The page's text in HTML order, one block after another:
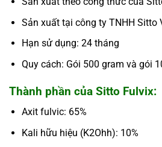
Sản xuất tại công ty TNHH Sitto
Hạn sử dụng: 24 tháng
Quy cách: Gói 500 gram và gói
Thành phần của Sitto Fulvix:
Axit fulvic: 65%
Kali hữu hiệu (K2Ohh): 10%